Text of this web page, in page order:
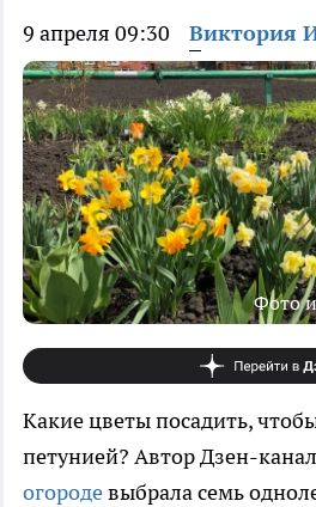
9 апреля 09:30 Виктория
Фото
Какие цветы посадить,
петунией? Автор Дзен-
огородевыбрала семь